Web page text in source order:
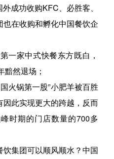
成功收购KFC、必胜客、
在收购和孵化中国餐饮企
一家中式快餐东方既白，
然退场；
火锅第一股”小肥羊被百胜
此实现更大的跨越，反而
时期的门店数量的700多
集团可以顺风顺水？中国